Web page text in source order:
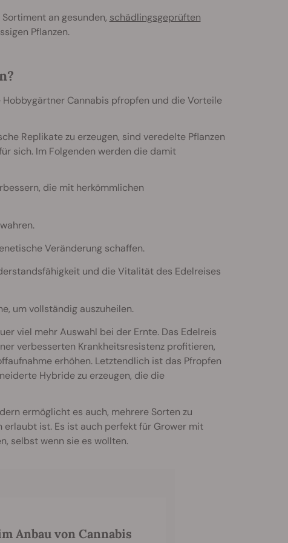
an gesunden, schädlingsgeprüften
Pflanzen.
Cannabis pfropfen und die Vorteile
Replikate zu erzeugen, sind veredelte Pflanzen
sich. Im Folgenden werden die damit
die mit herkömmlichen
Veränderung schaffen.
und die Vitalität des Edelreises
um vollständig auszuheilen.
viel mehr Auswahl bei der Ernte. Das Edelreis
verbesserten Krankheitsresistenz profitieren,
erhöhen. Letztendlich ist das Pfropfen
Hybride zu erzeugen, die die
ermöglicht es auch, mehrere Sorten zu
erlaubt ist. Es ist auch perfekt für Grower mit
selbst wenn sie es wollten.
Anbau von Cannabis